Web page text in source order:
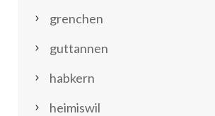
grenchen
guttannen
habkern
heimiswil